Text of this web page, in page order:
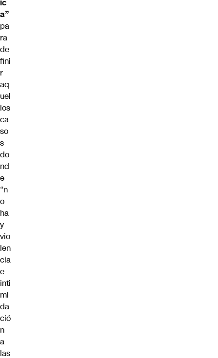
ic
a”
pa
ra
de
fini
r
aq
uel
los
ca
so
s
do
nd
e
“n
o
ha
y
vio
len
cia
e
inti
mi
da
ció
n
a
las